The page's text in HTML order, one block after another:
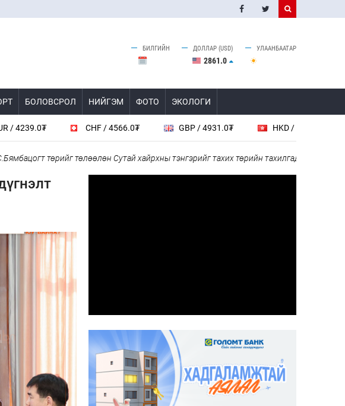
БИЛГИЙН ДОЛЛАР (USD)
2861.0
УЛААНБААТАР
БОЛОВСРОЛ НИЙГЭМ ФОТО ЭКОЛОГИ
CHF / 4566.0₮ GBP / 4931.0₮ HKD / 461.6₮
төрийг төлөөлөн Сутай хайрхны тэнгэрийг тахих төрийн тахилгад оролцлоо